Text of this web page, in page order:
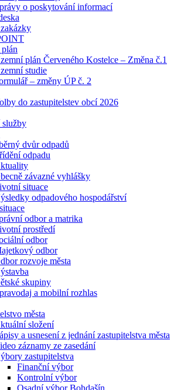
o poskytování informací
plán Červeného Kostelce – Změna č.1
studie
– změny ÚP č. 2
do zastupitelstev obcí 2026
služby
dvůr odpadů
odpadu
závazné vyhlášky
situace
odpadového hospodářství
odbor a matrika
prostředí
odbor
odbor
rozvoje města
skupiny
a mobilní rozhlas
města
složení
a usnesení z jednání zastupitelstva města
záznamy ze zasedání
zastupitelstva
Finanční výbor
Kontrolní výbor
Osadní výbor Bohdašín